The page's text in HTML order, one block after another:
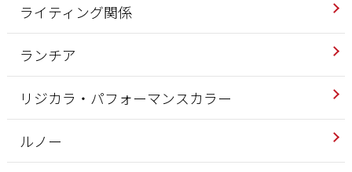
ライティング関係
ランチア
リジカラ・パフォーマンスカラー
ルノー